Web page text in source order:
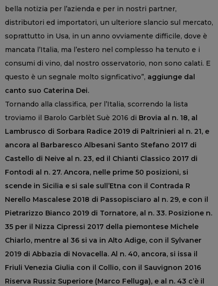
bella notizia per l’azienda e per in nostri partner,
distributori ed importatori, un ulteriore slancio sul mercato,
soprattutto in Usa, in un anno ovviamente difficile, dove è
mancata l’Italia, ma l’estero nel complesso ha tenuto e i
consumi di vino, dal nostro osservatorio, non sono calati. E
questo è un segnale molto signficativo”, aggiunge dal
canto suo Caterina Dei.
Tornando alla classifica, per l’Italia, scorrendo la lista
troviamo il Barolo Garblèt Suè 2016 di Brovia al n. 18, al
Lambrusco di Sorbara Radice 2019 di Paltrinieri al n. 21, e
ancora al Barbaresco Albesani Santo Stefano 2017 di
Castello di Neive al n. 23, ed il Chianti Classico 2017 di
Fontodi al n. 27. Ancora, nelle prime 50 posizioni, si
scende in Sicilia e si sale sull’Etna con il Contrada R
Nerello Mascalese 2018 di Passopisciaro al n. 29, e con il
Pietrarizzo Bianco 2019 di Tornatore, al n. 33. Posizione n.
35 per il Nizza Cipressi 2017 della piemontese Michele
Chiarlo, mentre al 36 si va in Alto Adige, con il Sylvaner
2019 di Abbazia di Novacella. Al n. 40, ancora, si issa il
Friuli Venezia Giulia con il Collio, con il Sauvignon 2016
Riserva Russiz Superiore (Marco Felluga), e al n. 43 c’è il